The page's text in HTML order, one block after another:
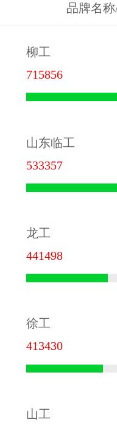
品牌名
柳工
715856
山东临工
533357
龙工
441498
徐工
413430
山工